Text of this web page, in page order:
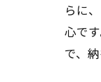
らに
心で
で、